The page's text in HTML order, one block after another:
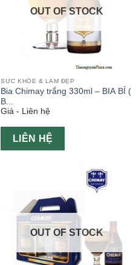
OUT OF STOCK
SỨC KHỎE & LÀM ĐẸP
Bia Chimay trắng 330ml – BIA BỈ (
B...
Giá - Liên hệ
LIÊN HỆ
OUT OF STOCK